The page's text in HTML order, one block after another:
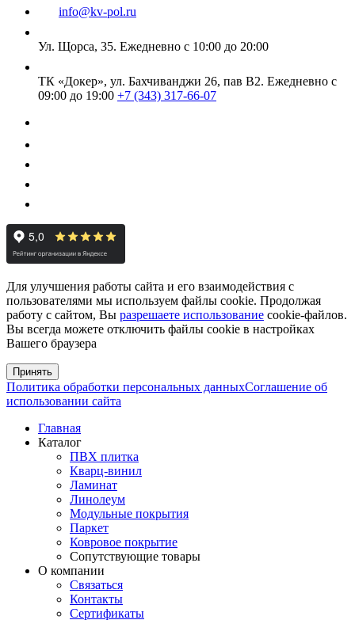
info@kv-pol.ru
Ул. Щорса, 35. Ежедневно с 10:00 до 20:00
ТК «Докер», ул. Бахчиванджи 26, пав В2. Ежедневно с
09:00 до 19:00 +7 (343) 317-66-07
Для улучшения работы сайта и его взаимодействия с
пользователями мы используем файлы cookie. Продолжая
работу с сайтом, Вы разрешаете использование cookie-файлов.
Вы всегда можете отключить файлы cookie в настройках
Вашего браузера
Принять
Политика обработки персональных данныхСоглашение об
использовании сайта
Главная
Каталог
ПВХ плитка
Кварц-винил
Ламинат
Линолеум
Модульные покрытия
Паркет
Ковровое покрытие
Сопутствующие товары
О компании
Связаться
Контакты
Сертификаты